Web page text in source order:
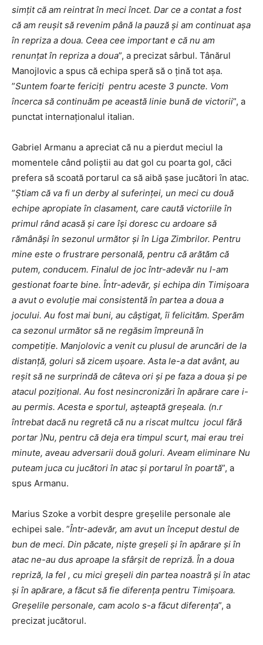
simțit că am reintrat în meci încet. Dar ce a contat a fost
că am reușit să revenim până la pauză și am continuat așa
în repriza a doua. Ceea cee important e că nu am
renunțat în repriza a doua”, a precizat sârbul. Tânărul
Manojlovic a spus că echipa speră să o țină tot așa.
”Suntem foarte fericiți pentru aceste 3 puncte. Vom
încerca să continuăm pe această linie bună de victorii”, a
punctat internaționalul italian.
Gabriel Armanu a apreciat că nu a pierdut meciul la
momentele când poliștii au dat gol cu poarta gol, căci
prefera să scoată portarul ca să aibă șase jucători în atac.
”Știam că va fi un derby al suferinței, un meci cu două
echipe apropiate în clasament, care caută victoriile în
primul rând acasă și care își doresc cu ardoare să
rămânăși în sezonul următor și în Liga Zimbrilor. Pentru
mine este o frustrare personală, pentru că arătăm că
putem, conducem. Finalul de joc într-adevăr nu l-am
gestionat foarte bine. Într-adevăr, și echipa din Timișoara
a avut o evoluție mai consistentă în partea a doua a
jocului. Au fost mai buni, au câștigat, îi felicităm. Sperăm
ca sezonul următor să ne regăsim împreună în
competiție. Manjolovic a venit cu plusul de aruncări de la
distanță, goluri să zicem ușoare. Asta le-a dat avânt, au
reșit să ne surprindă de câteva ori și pe faza a doua și pe
atacul pozițional. Au fost nesincronizări în apărare care i-
au permis. Acesta e sportul, așteaptă greșeala. (n.r
întrebat dacă nu regretă că nu a riscat multcu jocul fără
portar )Nu, pentru că deja era timpul scurt, mai erau trei
minute, aveau adversarii două goluri. Aveam eliminare Nu
puteam juca cu jucători în atac și portarul în poartă”, a
spus Armanu.
Marius Szoke a vorbit despre greșelile personale ale
echipei sale. ”Într-adevăr, am avut un început destul de
bun de meci. Din păcate, niște greșeli și în apărare și în
atac ne-au dus aproape la sfârșit de repriză. În a doua
repriză, la fel , cu mici greșeli din partea noastră și în atac
și în apărare, a făcut să fie diferența pentru Timișoara.
Greșelile personale, cam acolo s-a făcut diferența”, a
precizat jucătorul.